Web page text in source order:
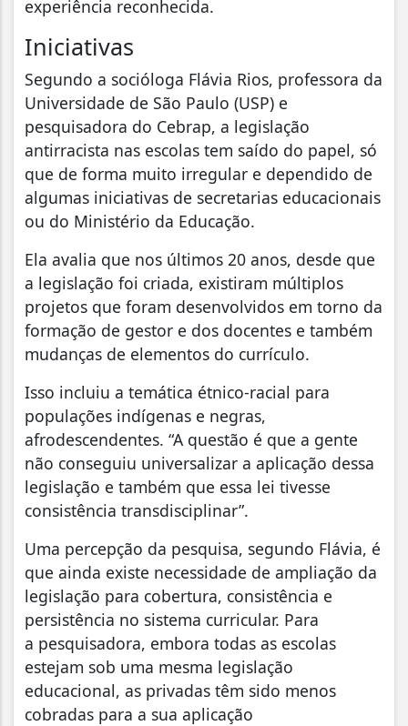
experiência reconhecida.
Iniciativas
Segundo a socióloga Flávia Rios, professora da
Universidade de São Paulo (USP) e
pesquisadora do Cebrap, a legislação
antirracista nas escolas tem saído do papel, só
que de forma muito irregular e dependido de
algumas iniciativas de secretarias educacionais
ou do Ministério da Educação.
Ela avalia que nos últimos 20 anos, desde que
a legislação foi criada, existiram múltiplos
projetos que foram desenvolvidos em torno da
formação de gestor e dos docentes e também
mudanças de elementos do currículo.
Isso incluiu a temática étnico-racial para
populações indígenas e negras,
afrodescendentes. “A questão é que a gente
não conseguiu universalizar a aplicação dessa
legislação e também que essa lei tivesse
consistência transdisciplinar”.
Uma percepção da pesquisa, segundo Flávia, é
que ainda existe necessidade de ampliação da
legislação para cobertura, consistência e
persistência no sistema curricular. Para
a pesquisadora, embora todas as escolas
estejam sob uma mesma legislação
educacional, as privadas têm sido menos
cobradas para a sua aplicação